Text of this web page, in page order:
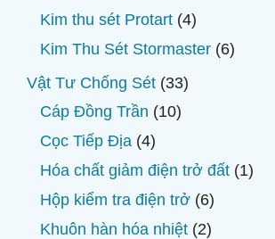
phẩm
sản
phẩm
Kim thu sét Protart 44
sản
Kim Thu Sét Stormaster 66
Vật Tư Chống Sét 3333
Cáp Đồng Trần 1010
phẩm
Cọc Tiếp Địa 44
sản
phẩm
Hóa chất giảm điện trở đất 11
Hộp kiểm tra điện trở 66
sản
Khuôn hàn hóa nhiệt 22